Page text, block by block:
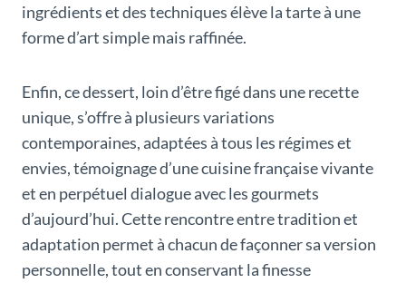
ingrédients et des techniques élève la tarte à une
forme d’art simple mais raffinée.
Enfin, ce dessert, loin d’être figé dans une recette
unique, s’offre à plusieurs variations
contemporaines, adaptées à tous les régimes et
envies, témoignage d’une cuisine française vivante
et en perpétuel dialogue avec les gourmets
d’aujourd’hui. Cette rencontre entre tradition et
adaptation permet à chacun de façonner sa version
personnelle, tout en conservant la finesse